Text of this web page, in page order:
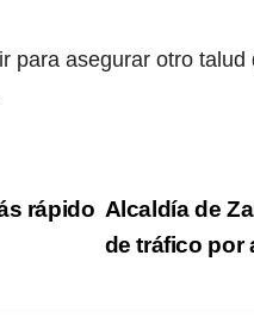
para asegurar otro
Alcaldía de
de tráfico por
rápido